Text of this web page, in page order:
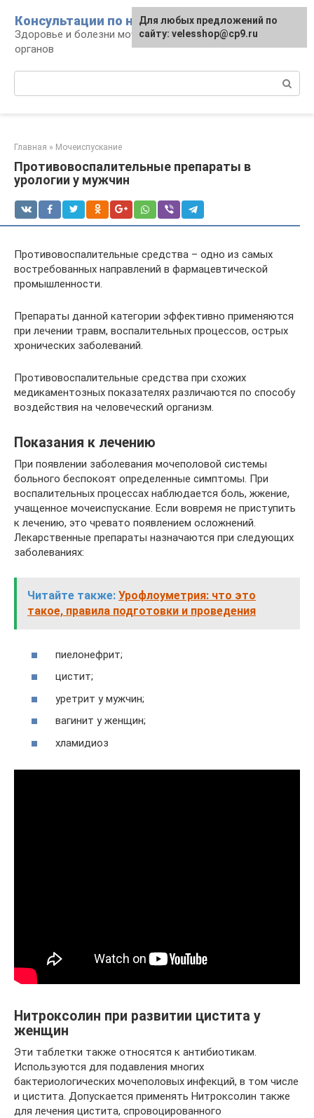
контенту
Консультации по нефрологии
Здоровье и болезни мочевыделительных
органов
Главная » Мочеиспускание
Противовоспалительные препараты в
урологии у мужчин
Противовоспалительные средства – одно из самых
востребованных направлений в фармацевтической
промышленности.
Препараты данной категории эффективно применяются
при лечении травм, воспалительных процессов, острых
хронических заболеваний.
Противовоспалительные средства при схожих
медикаментозных показателях различаются по способу
воздействия на человеческий организм.
Показания к лечению
При появлении заболевания мочеполовой системы
больного беспокоят определенные симптомы. При
воспалительных процессах наблюдается боль, жжение,
учащенное мочеиспускание. Если вовремя не приступить
к лечению, это чревато появлением осложнений.
Лекарственные препараты назначаются при следующих
заболеваниях:
Читайте также: Урофлоуметрия: что это
такое, правила подготовки и проведения
пиелонефрит;
цистит;
уретрит у мужчин;
вагинит у женщин;
хламидиоз
Нитроксолин при развитии цистита у
женщин
Эти таблетки также относятся к антибиотикам.
Используются для подавления многих
бактериологических мочеполовых инфекций, в том числе
и цистита. Допускается применять Нитроксолин также
для лечения цистита, спровоцированного
Для любых предложений по
сайту: velesshop@cp9.ru